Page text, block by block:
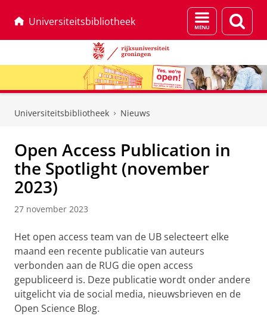
Universiteitsbibliotheek
Menu
en
Universiteitsbibliotheek Nieuws
Open Access Publication in
the Spotlight (november
2023)
27 november 2023
Het open access team van de UB selecteert elke
maand een recente publicatie van auteurs
verbonden aan de RUG die open access
gepubliceerd is. Deze publicatie wordt onder andere
uitgelicht via de social media, nieuwsbrieven en de
Open Science Blog.